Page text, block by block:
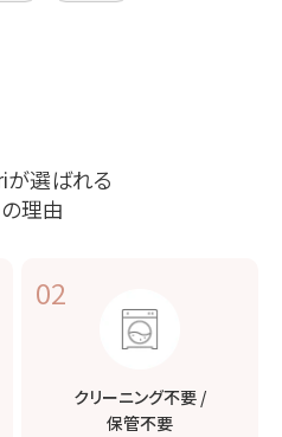
選ばれる
理由
02
クリーニング不要 /
保管不要